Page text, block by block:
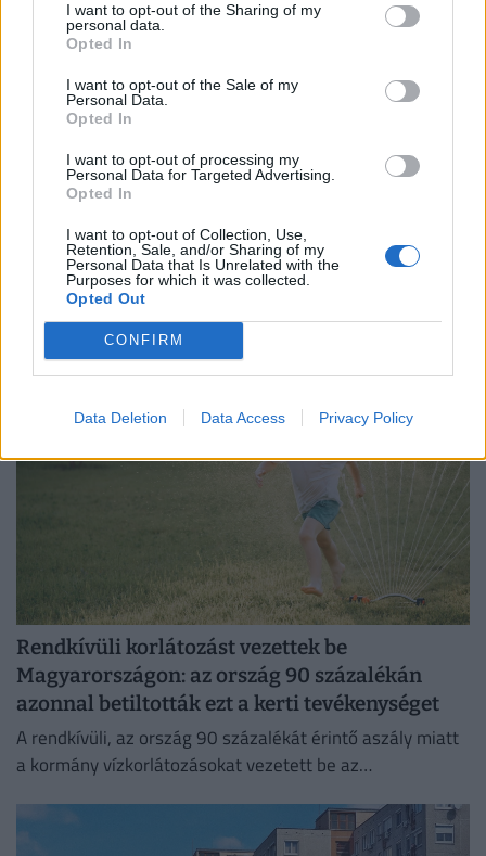
I want to opt-out of the Sharing of my
personal data.
Opted In
I want to opt-out of the Sale of my
Personal Data.
Opted In
I want to opt-out of processing my
Personal Data for Targeted Advertising.
Opted In
I want to opt-out of Collection, Use,
Retention, Sale, and/or Sharing of my
Personal Data that Is Unrelated with the
Purposes for which it was collected.
Opted Out
CONFIRM
Data Deletion Data Access Privacy Policy
Életveszélyes hibát követ el a legtöbb magyar
grillezés közben
A grillezés a nyári étkezések egyik legkedveltebb
formája, a meleg időjárás azonban a kórokozó, romlást
okozó baktériumok gyorsabb szaporodásának is kedvez.
Rendkívüli korlátozást vezettek be
Magyarországon: az ország 90 százalékán
azonnal betiltották ezt a kerti tevékenységet
A rendkívüli, az ország 90 százalékát érintő aszály miatt
a kormány vízkorlátozásokat vezetett be az
biztosítása érdekében.